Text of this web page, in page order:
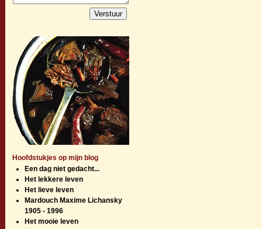
Hoofdstukjes op mijn blog
Een dag niet gedacht...
Het lekkere leven
Het lieve leven
Mardouch Maxime Lichansky
1905 - 1996
Het mooie leven